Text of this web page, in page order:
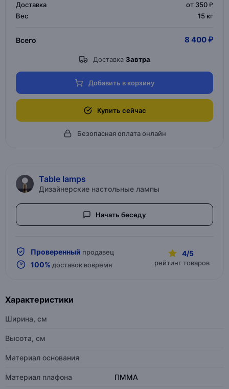
Доставка
от 350 ₽
Вес
15 кг
Всего 8 400 ₽
Доставка Завтра
Добавить в корзину
Купить сейчас
Безопасная оплата онлайн
Table lamps
Дизайнерские настольные лампы
Начать беседу
Проверенный продавец
100% доставок вовремя
4/5
рейтинг товаров
Характеристики
Ширина, см
Высота, см
Материал основания
Материал плафона ПММА